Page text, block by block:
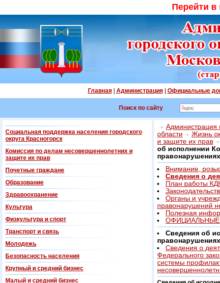
Перейти
Главная| Администрация| Официальные
Поиск по сайту
Социальная поддержка населения городского
округа Красногорск
Комиссия по делам несовершеннолетних и
защите их прав
Почетные граждане
Образование
Здравоохранение
Культура
Физкультура и спорт
Транспорт и связь
Молодежь
Безопасность населения
Крупный и средний бизнес
Малый и средний бизнес
Администрация
области
Жизнь
и защите их прав
об исполнении
правонарушениях
Внимание,
Сведения о
План работы
Органы и
правонарушений
Полезная
Сведения об
правонарушениях
Сведения о
Федерального
системы